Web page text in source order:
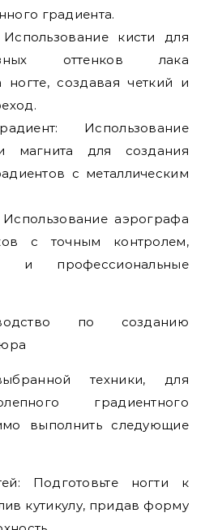
градиента.
кисти для
оттенков лака
ногте, создавая четкий и
Использование
магнита для создания
с металлическим
аэрографа
с точным контролем,
и профессиональные
по созданию
техники, для
градиентного
выполнить следующие
Подготовьте ногти к
кутикулу, придав форму